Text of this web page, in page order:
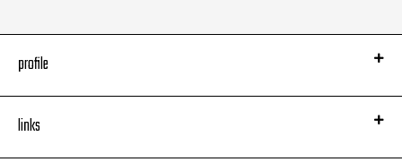
profile
links